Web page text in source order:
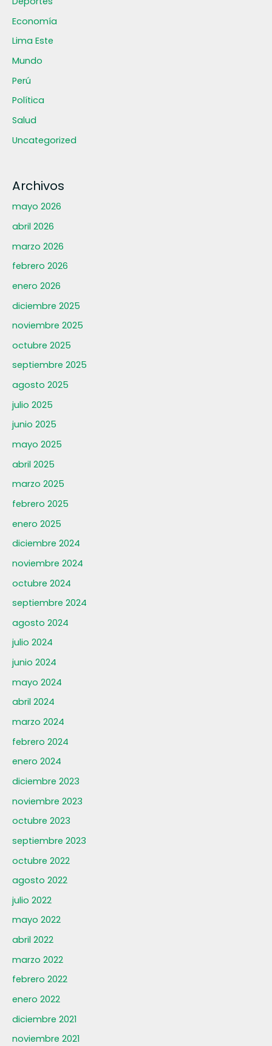
Economía
Lima Este
Mundo
Perú
Política
Salud
Uncategorized
Archivos
mayo 2026
abril 2026
marzo 2026
febrero 2026
enero 2026
diciembre 2025
noviembre 2025
octubre 2025
septiembre 2025
agosto 2025
julio 2025
junio 2025
mayo 2025
abril 2025
marzo 2025
febrero 2025
enero 2025
diciembre 2024
noviembre 2024
octubre 2024
septiembre 2024
agosto 2024
julio 2024
junio 2024
mayo 2024
abril 2024
marzo 2024
febrero 2024
enero 2024
diciembre 2023
noviembre 2023
octubre 2023
septiembre 2023
octubre 2022
agosto 2022
julio 2022
mayo 2022
abril 2022
marzo 2022
febrero 2022
enero 2022
diciembre 2021
noviembre 2021